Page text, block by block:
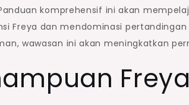
komprehensif ini akan
Freya dan mendominasi pertandingan
wawasan ini akan meningkatkan
Freya